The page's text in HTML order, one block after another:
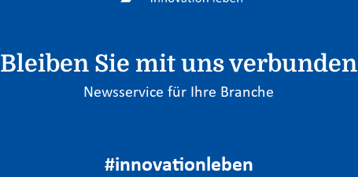
Bleiben Sie mit uns verbunden
Newsservice für Ihre Branche
#innovationleben